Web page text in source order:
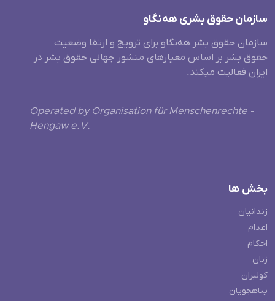
سازمان حقوق بشری هەنگاو
سازمان حقوق بشر هه‌نگاو برای ترویج و ارتقا وضعیت
حقوق بشر بر اساس معیارهای منشور جهانی حقوق بشر در
ایران فعالیت میکند.
Operated by Organisation für Menschenrechte -
Hengaw e.V.
بخش ها
زندانیان
اعدام
احکام
زنان
کولبران
پناهجویان